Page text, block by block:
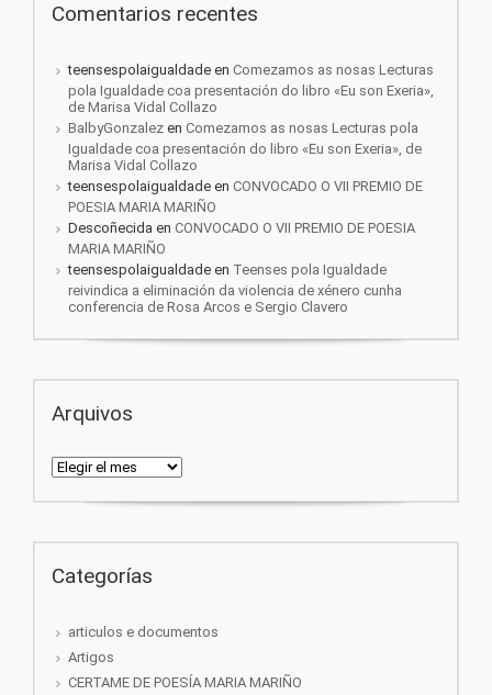
Comentarios recentes
teensespolaigualdade en Comezamos as nosas Lecturas
pola Igualdade coa presentación do libro «Eu son Exeria»,
de Marisa Vidal Collazo
BalbyGonzalez en Comezamos as nosas Lecturas pola
Igualdade coa presentación do libro «Eu son Exeria», de
Marisa Vidal Collazo
teensespolaigualdade en CONVOCADO O VII PREMIO DE
POESIA MARIA MARIÑO
Descoñecida en CONVOCADO O VII PREMIO DE POESIA
MARIA MARIÑO
teensespolaigualdade en Teenses pola Igualdade
reivindica a eliminación da violencia de xénero cunha
conferencia de Rosa Arcos e Sergio Clavero
Arquivos
Arquivos
Categorías
articulos e documentos
Artigos
CERTAME DE POESÍA MARIA MARIÑO